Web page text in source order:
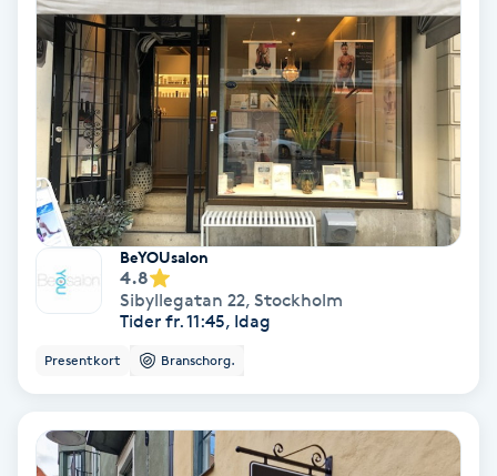
Lashlift Keratin
LED-ljusterapi
Liktornar
LPG
LPG-behandling
LPG-massage
BeYOUsalon
4.8
Sibyllegatan 22, Stockholm
Tider fr. 11:45, Idag
Presentkort Branschorg.